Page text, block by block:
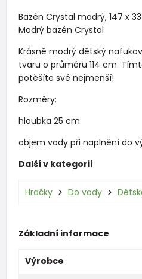
Bazén Crystal modrý, 147 x
Modrý bazén Crystal
Krásně modrý dětský
tvaru o průměru 114 cm.
potěšíte své nejmenší!
Rozměry:
hloubka 25 cm
objem vody při naplnění do
Další v kategorii
Hračky Do vody
Základní informace
Výrobce